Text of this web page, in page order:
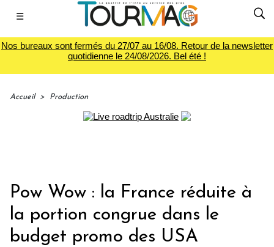
☰
Nos bureaux sont fermés du 27/07 au 16/08. Retour de la newsletter
quotidienne le 24/08/2026. Bel été !
Accueil > Production
Pow Wow : la France réduite à
la portion congrue dans le
budget promo des USA